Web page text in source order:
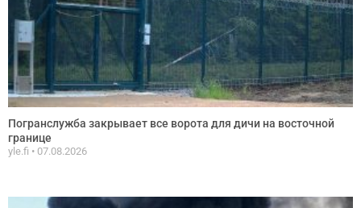
Погранслужба закрывает все ворота для дичи на восточной
границе
yle.fi 07.08.2026